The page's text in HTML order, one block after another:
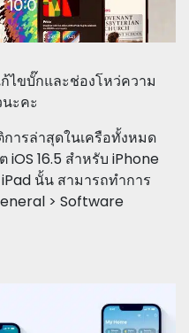
ไขบั๊กและช่องโหว่ความ
ะคะ
ารล่าสุดในเครือทั้งหมด
iOS 16.5 สำหรับ iPhone
นั้น สามารถทำการ
> Software